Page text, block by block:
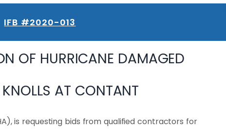
IFB #2020-013
OF HURRICANE DAMAGED
AT CONTANT
is requesting bids from qualified contractors for